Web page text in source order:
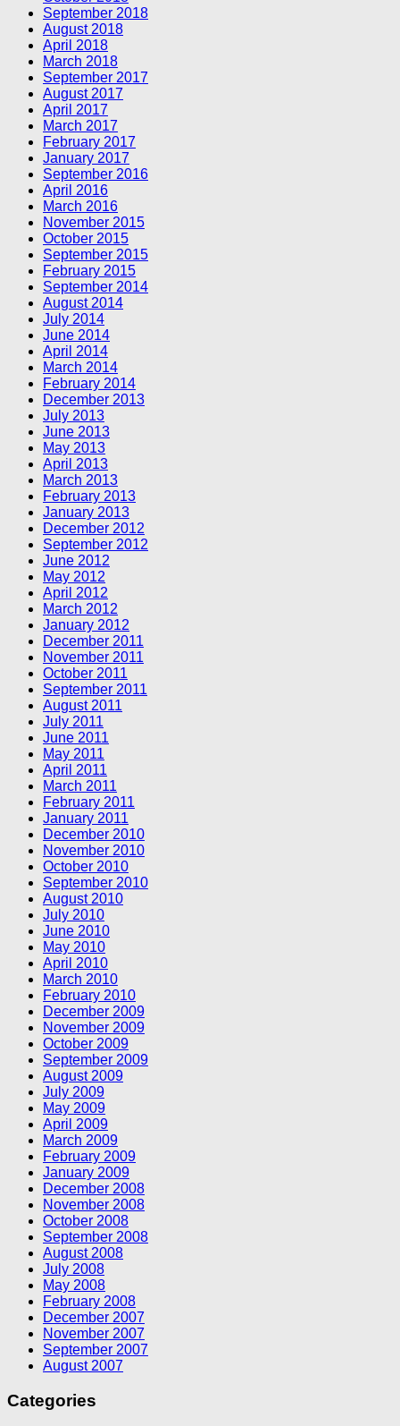
September 2018
August 2018
April 2018
March 2018
September 2017
August 2017
April 2017
March 2017
February 2017
January 2017
September 2016
April 2016
March 2016
November 2015
October 2015
September 2015
February 2015
September 2014
August 2014
July 2014
June 2014
April 2014
March 2014
February 2014
December 2013
July 2013
June 2013
May 2013
April 2013
March 2013
February 2013
January 2013
December 2012
September 2012
June 2012
May 2012
April 2012
March 2012
January 2012
December 2011
November 2011
October 2011
September 2011
August 2011
July 2011
June 2011
May 2011
April 2011
March 2011
February 2011
January 2011
December 2010
November 2010
October 2010
September 2010
August 2010
July 2010
June 2010
May 2010
April 2010
March 2010
February 2010
December 2009
November 2009
October 2009
September 2009
August 2009
July 2009
May 2009
April 2009
March 2009
February 2009
January 2009
December 2008
November 2008
October 2008
September 2008
August 2008
July 2008
May 2008
February 2008
December 2007
November 2007
September 2007
August 2007
Categories